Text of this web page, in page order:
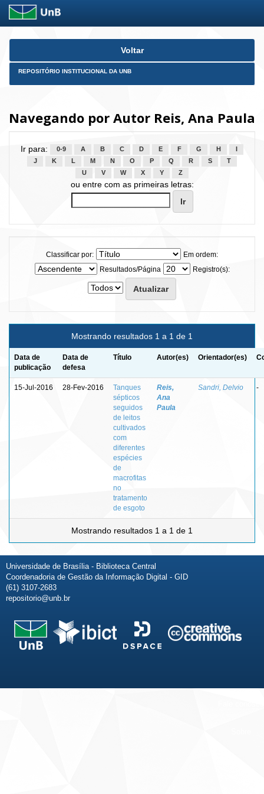
Skip
Voltar
REPOSITÓRIO INSTITUCIONAL DA UNB
Navegando por Autor Reis, Ana Paula
Ir para: 0-9 A B C D E F G H
J
K L M N O P Q R S
T
U
V W X Y Z
ou entre com as primeiras letras:
Classificar por:
Em ordem:
Resultados/Página
Registro(s):
Mostrando resultados 1 a 1 de 1
Data de
publicação
Data de
defesa
Título Autor(es) Orientador(es)
15-Jul-2016 28-Fev-2016
Tanques
sépticos
seguidos
de leitos
cultivados
com
diferentes
espécies
de
macrofitas
no
tratamento
de esgoto
Reis,
Ana
Paula
Sandri, Delvio -
Mostrando resultados 1 a 1 de 1
Universidade de Brasília - Biblioteca Central
Coordenadoria de Gestão da Informação Digital - GID
(61) 3107-2683
repositorio@unb.br